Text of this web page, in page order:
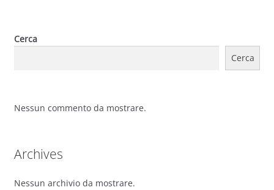
Cerca
Cerca
Nessun commento da mostrare.
Archives
Nessun archivio da mostrare.